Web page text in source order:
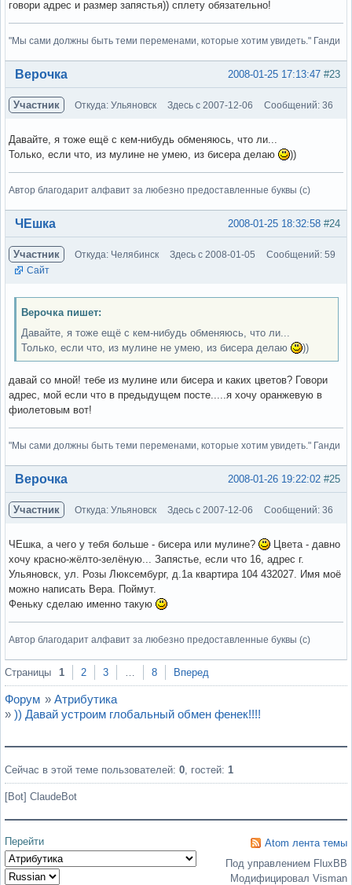
говори адрес и размер запястья)) сплету обязательно!
"Мы сами должны быть теми переменами, которые хотим увидеть." Ганди
Вне форума #23
2008-01-25 17:13:47
Верочка
Участник Откуда: Ульяновск Здесь с 2007-12-06 Сообщений: 36
Давайте, я тоже ещё с кем-нибудь обменяюсь, что ли...
Только, если что, из мулине не умею, из бисера делаю
))
Автор благодарит алфавит за любезно предоставленные буквы (с)
Вне форума #24
2008-01-25 18:32:58
ЧЕшка
Участник Откуда: Челябинск Здесь с 2008-01-05
Сообщений: 59
Сайт
Верочка пишет:
Давайте, я тоже ещё с кем-нибудь обменяюсь, что ли...
Только, если что, из мулине не умею, из бисера делаю
))
давай со мной! тебе из мулине или бисера и каких цветов? Говори
адрес, мой если что в предыдущем посте.....я хочу оранжевую в
фиолетовым вот!
"Мы сами должны быть теми переменами, которые хотим увидеть." Ганди
Вне форума #25
2008-01-26 19:22:02
Верочка
Участник Откуда: Ульяновск Здесь с 2007-12-06 Сообщений: 36
ЧЕшка, а чего у тебя больше - бисера или мулине?
Цвета - давно
хочу красно-жёлто-зелёную... Запястье, если что 16, адрес г.
Ульяновск, ул. Розы Люксембург, д.1а квартира 104 432027. Имя моё
можно написать Вера. Поймут.
Феньку сделаю именно такую
Автор благодарит алфавит за любезно предоставленные буквы (с)
Вне форума
Страницы 1 2 3 8 Вперед
Форум » Атрибутика
» )) Давай устроим глобальный обмен фенек!!!!
Сейчас в этой теме пользователей: 0 , гостей: 1
[Bot] ClaudeBot
Перейти
Atom лента темы
Под управлением FluxBB
Модифицировал Visman